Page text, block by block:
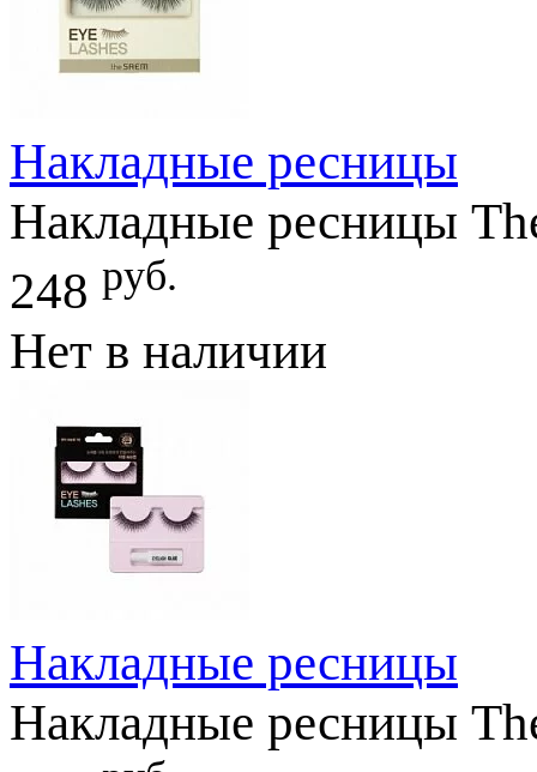
Накладные ресницы
Накладные ресницы
248 руб.
Нет в наличии
Накладные ресницы
Накладные ресницы